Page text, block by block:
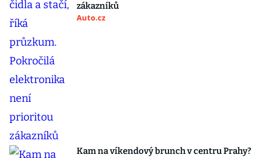
zákazníků
Auto.cz
Kam na víkendový brunch v centru Prahy?